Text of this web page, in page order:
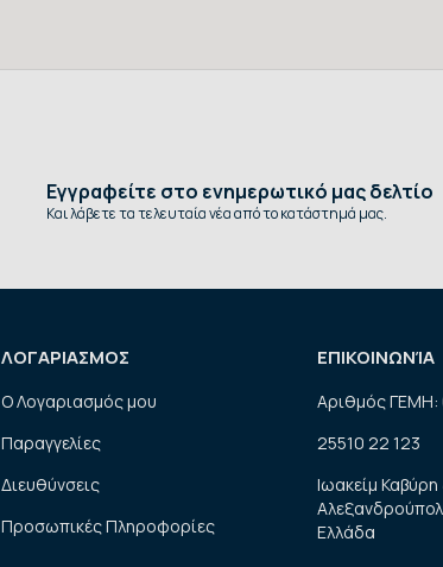
Εγγραφείτε στο ενημερωτικό μας δελτίο
Και λάβετε τα τελευταία νέα από το κατάστημά μας.
ΛΟΓΑΡΙΑΣΜΟΣ
Ο Λογαριασμός μου
Παραγγελίες
Διευθύνσεις
Προσωπικές Πληροφορίες
ΕΠΙΚΟΙΝΩΝΊΑ
Αριθμός ΓΕΜΗ:
25510 22 123
Ιωακείμ Καβύρη
Ελλάδα